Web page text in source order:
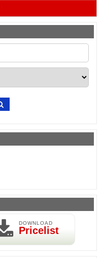
DOWNLOAD
Pricelist